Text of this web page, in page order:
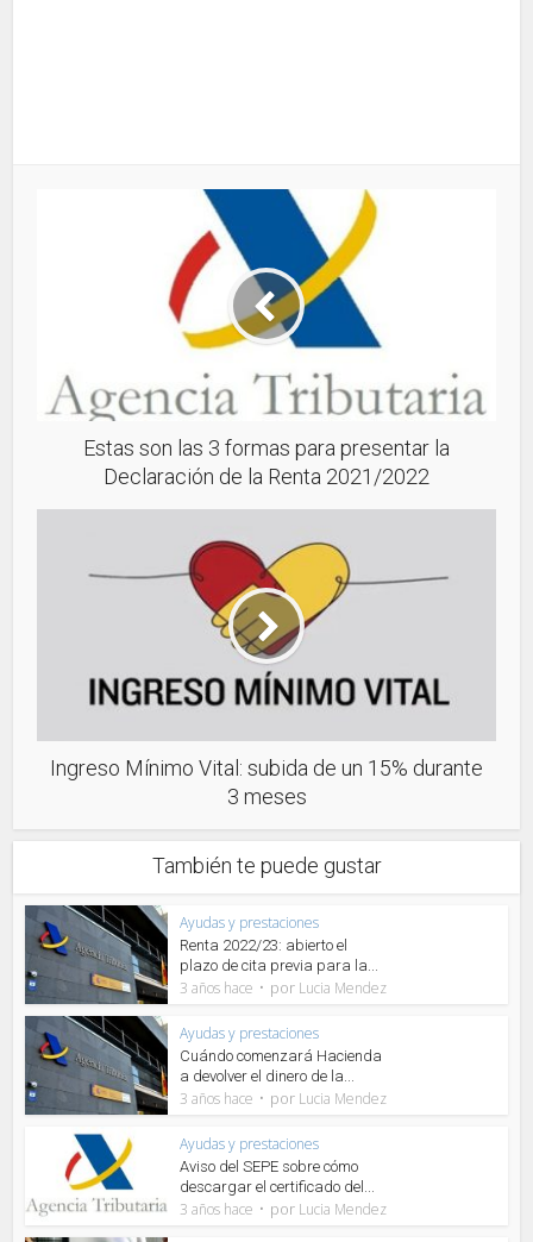
Estas son las 3 formas para presentar la
Declaración de la Renta 2021/2022
Ingreso Mínimo Vital: subida de un 15% durante
3 meses
También te puede gustar
Ayudas y prestaciones
Renta 2022/23: abierto el
plazo de cita previa para la...
3 años hace por Lucia Mendez
Ayudas y prestaciones
Cuándo comenzará Hacienda
a devolver el dinero de la...
3 años hace por Lucia Mendez
Ayudas y prestaciones
Aviso del SEPE sobre cómo
descargar el certificado del...
3 años hace por Lucia Mendez